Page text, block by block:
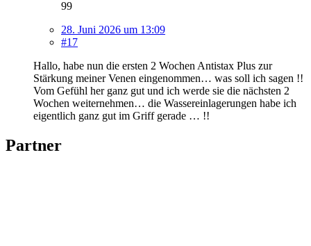
99
28. Juni 2026 um 13:09
#17
Hallo, habe nun die ersten 2 Wochen Antistax Plus zur
Stärkung meiner Venen eingenommen… was soll ich sagen !!
Vom Gefühl her ganz gut und ich werde sie die nächsten 2
Wochen weiternehmen… die Wassereinlagerungen habe ich
eigentlich ganz gut im Griff gerade … !!
Partner